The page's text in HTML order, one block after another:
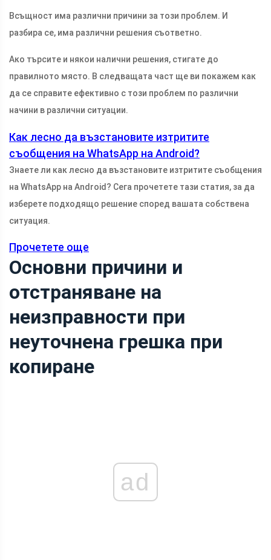
Всъщност има различни причини за този проблем. И
разбира се, има различни решения съответно.
Ако търсите и някои налични решения, стигате до
правилното място. В следващата част ще ви покажем как
да се справите ефективно с този проблем по различни
начини в различни ситуации.
Как лесно да възстановите изтритите
съобщения на WhatsApp на Android?
Знаете ли как лесно да възстановите изтритите съобщения
на WhatsApp на Android? Сега прочетете тази статия, за да
изберете подходящо решение според вашата собствена
ситуация.
Прочетете още
Основни причини и
отстраняване на
неизправности при
неуточнена грешка при
копиране
ad